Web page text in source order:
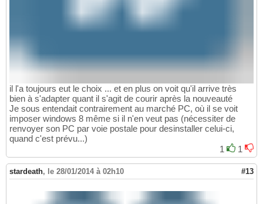
il l'a toujours eut le choix ... et en plus on voit qu'il arrive très
bien à s'adapter quant il s'agit de courir après la nouveauté
Je sous entendait contrairement au marché PC, où il se voit
imposer windows 8 même si il n'en veut pas (nécessiter de
renvoyer son PC par voie postale pour desinstaller celui-ci,
quand c'est prévu...)
1
1
stardeath, le 28/01/2014 à 02h10 #13